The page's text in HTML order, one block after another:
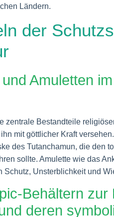
Ländern.
der
Amuletten im
zentrale Bestandteile
mit göttlicher Kraft
des Tutanchamun, die den
sollte. Amulette wie das
Unsterblichkeit und
Behältern zur
deren